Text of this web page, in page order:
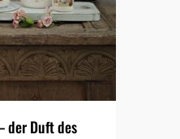
der Duft des